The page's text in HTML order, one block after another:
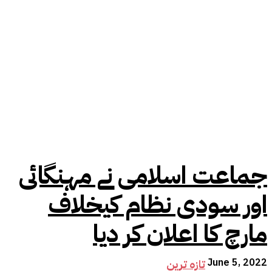
جماعت اسلامی نے مہنگائی
اور سودی نظام کیخلاف
مارچ کا اعلان کر دیا
تازہ ترینJune 5, 2022